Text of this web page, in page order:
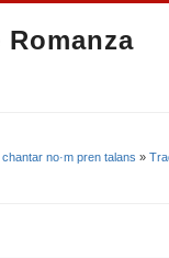
no·m pren talans »